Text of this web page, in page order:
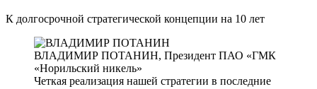
К долгосрочной стратегической концепции на 10 лет
ВЛАДИМИР ПОТАНИН, Президент ПАО «ГМК
«Норильский никель»
Четкая реализация нашей стратегии в последние